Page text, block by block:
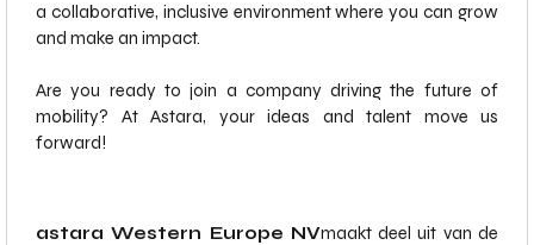
a collaborative, inclusive environment where you can grow
and make an impact.
Are you ready to join a company driving the future of
mobility? At Astara, your ideas and talent move us
forward!
astara Western Europe NVmaakt deel uit van de